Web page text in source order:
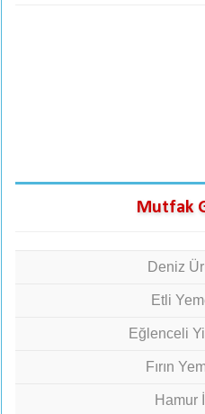
Mutfak
Deniz
Etli
Eğlenceli
Fırın
Hamur